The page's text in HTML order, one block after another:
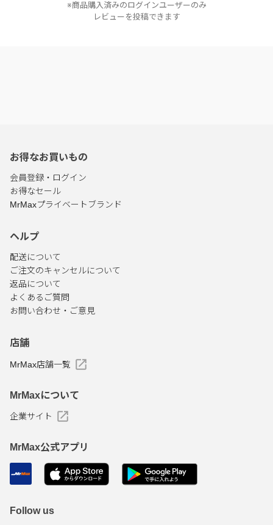
※商品購入済みのログインユーザーのみ
レビューを投稿できます
お得なお買いもの
会員登録・ログイン
お得なセール
MrMaxプライベートブランド
ヘルプ
配送について
ご注文のキャンセルについて
返品について
よくあるご質問
お問い合わせ・ご意見
店舗
MrMax店舗一覧
MrMaxについて
企業サイト
MrMax公式アプリ
Follow us